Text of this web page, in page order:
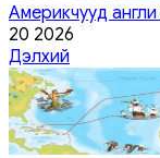
Америкчууд
20 2026
Дэлхий